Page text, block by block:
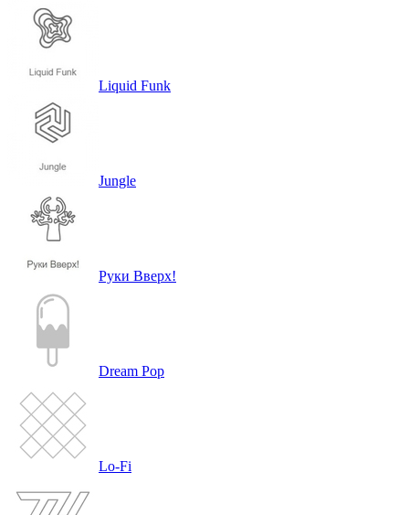
Liquid Funk
Jungle
Руки Вверх!
Dream Pop
Lo-Fi